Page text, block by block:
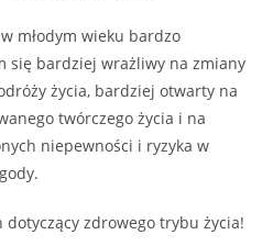
młodym wieku bardzo
się bardziej wrażliwy na zmiany
życia, bardziej otwarty na
twórczego życia i na
niepewności i ryzyka w
zdrowego trybu życia!